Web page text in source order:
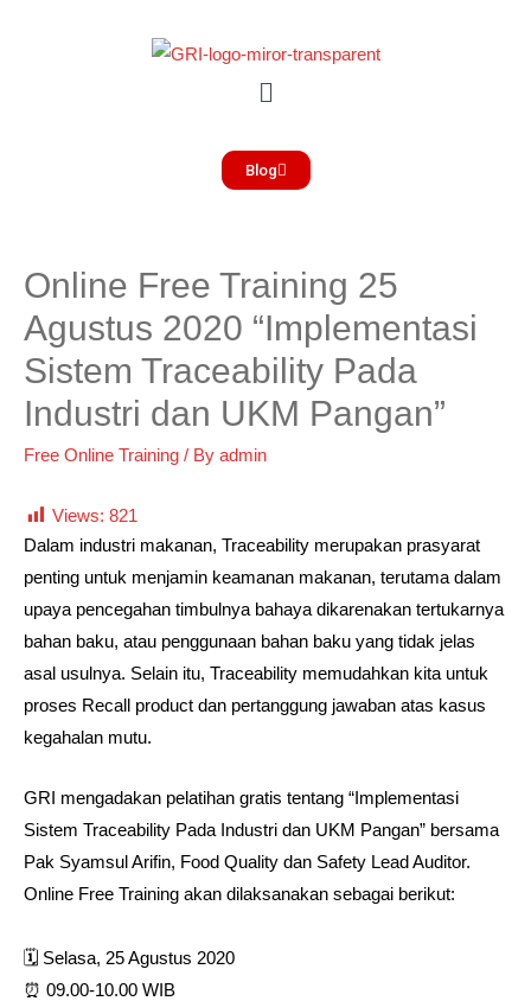
Blog
Online Free Training 25
Agustus 2020 “Implementasi
Sistem Traceability Pada
Industri dan UKM Pangan”
Free Online Training / By admin
Views: 821
Dalam industri makanan, Traceability merupakan prasyarat
penting untuk menjamin keamanan makanan, terutama dalam
upaya pencegahan timbulnya bahaya dikarenakan tertukarnya
bahan baku, atau penggunaan bahan baku yang tidak jelas
asal usulnya. Selain itu, Traceability memudahkan kita untuk
proses Recall product dan pertanggung jawaban atas kasus
kegahalan mutu.
GRI mengadakan pelatihan gratis tentang “Implementasi
Sistem Traceability Pada Industri dan UKM Pangan” bersama
Pak Syamsul Arifin, Food Quality dan Safety Lead Auditor.
Online Free Training akan dilaksanakan sebagai berikut:⁣⁣⁣⁣
🗓 Selasa, 25 Agustus 2020⁣⁣⁣⁣⁣
⏰ 09.00-10.00 WIB⁣⁣⁣⁣⁣